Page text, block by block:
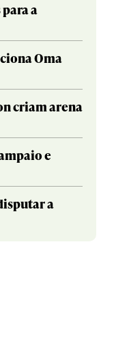
a
Oma
criam arena
e
a